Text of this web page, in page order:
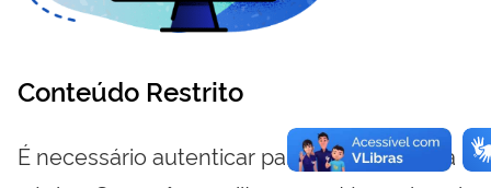
Conteúdo Restrito
É necessário autenticar para visualizar essa